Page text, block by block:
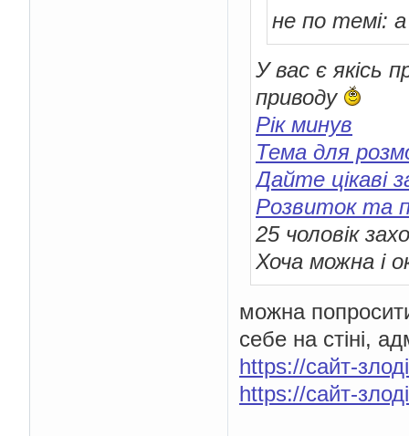
не по темі:
У вас є якісь
приводу
Рік минув
Тема для
Дайте цікаві
Розвиток та
25 чоловік
Хоча можна і
можна
себе на стіні,
https://сайт-
https://сайт-